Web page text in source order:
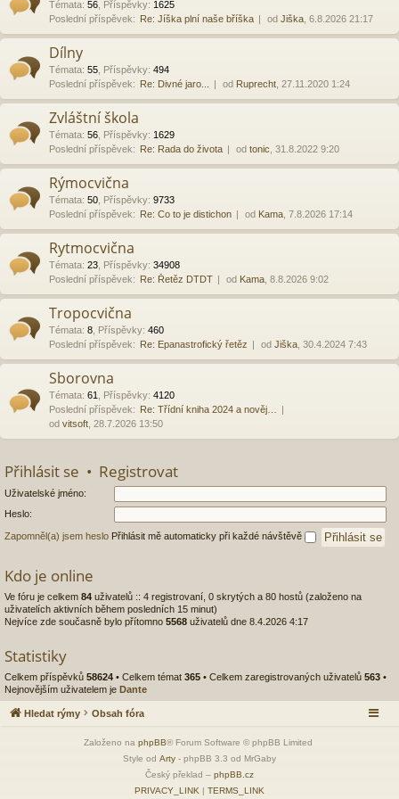
Témata: 56 Příspěvky: 1625
Poslední příspěvek: Re: Jíška plní naše bříška od Jiška , 6.8.2026 21:17
Dílny
Témata: 55 Příspěvky: 494
Poslední příspěvek: Re: Divné jaro... od Ruprecht , 27.11.2020 1:24
Zvláštní škola
Témata: 56 Příspěvky: 1629
Poslední příspěvek: Re: Rada do života od tonic , 31.8.2022 9:20
Rýmocvična
Témata: 50 Příspěvky: 9733
Poslední příspěvek: Re: Co to je distichon od Kama , 7.8.2026 17:14
Rytmocvična
Témata: 23 Příspěvky: 34908
Poslední příspěvek: Re: Řetěz DTDT od Kama , 8.8.2026 9:02
Tropocvična
Témata: 8 Příspěvky: 460
Poslední příspěvek: Re: Epanastrofický řetěz od Jiška , 30.4.2024 7:43
Sborovna
Témata: 61 Příspěvky: 4120
Poslední příspěvek: Re: Třídní kniha 2024 a nověj…
od vitsoft , 28.7.2026 13:50
Přihlásit se • Registrovat
Uživatelské jméno:
Heslo:
Zapomněl(a) jsem heslo Přihlásit mě automaticky při každé návštěvě
Kdo je online
Ve fóru je celkem 84 uživatelů :: 4 registrovaní, 0 skrytých a 80 hostů (založeno na
uživatelích aktivních během posledních 15 minut)
Nejvíce zde současně bylo přítomno 5568 uživatelů dne 8.4.2026 4:17
Statistiky
Celkem příspěvků 58624 • Celkem témat 365 • Celkem zaregistrovaných uživatelů 563 •
Nejnovějším uživatelem je Dante
Hledat rýmy Obsah fóra
Založeno na phpBB® Forum Software © phpBB Limited
Style od Arty - phpBB 3.3 od MrGaby
Český překlad – phpBB.cz
PRIVACY_LINK | TERMS_LINK